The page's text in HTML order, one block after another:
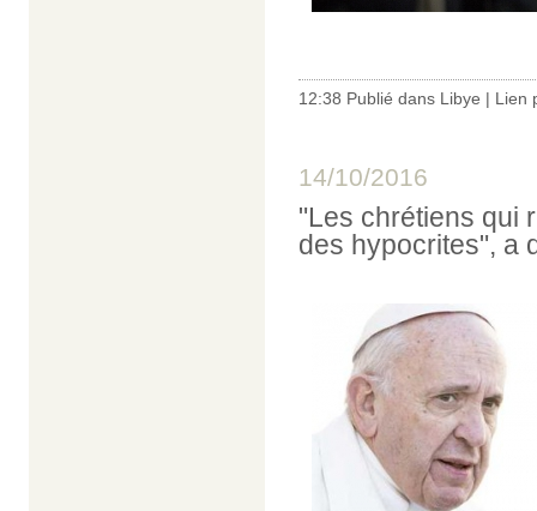
12:38 Publié dans Libye | Lien
14/10/2016
"Les chrétiens qui
des hypocrites", a